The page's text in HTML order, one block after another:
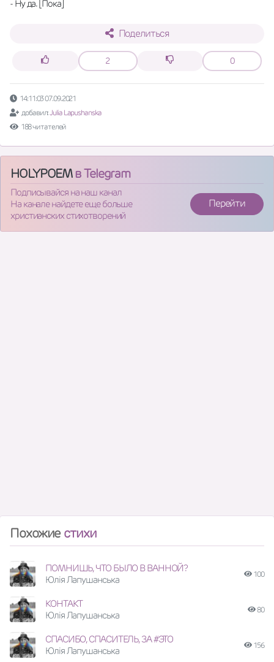
- Ну да. [Пока]
Поделиться
2 0
14:11:03 07.09.2021
добавил:Julia Lapushanska
188 читателей
HOLYPOEMв Telegram
Подписывайся на наш канал
На канале найдете еще больше
христианских стихотворений
Перейти
Похожие стихи
ПОМНИШЬ, ЧТО БЫЛО В ВАННОЙ?
Юлія Лапушанська
100
КОНТАКТ
Юлія Лапушанська
80
СПАСИБО, СПАСИТЕЛЬ, ЗА #ЭТО
Юлія Лапушанська
156